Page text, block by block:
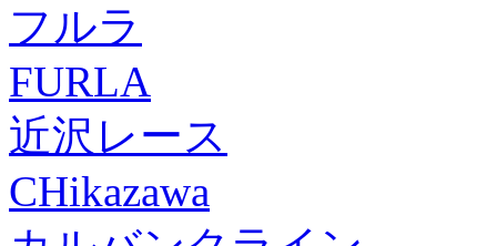
フルラ
FURLA
近沢レース
CHikazawa